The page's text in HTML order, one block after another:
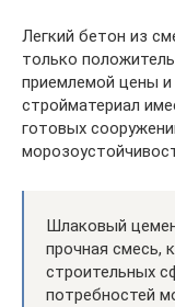
Легкий бетон из
только
приемлемой цены и
стройматериал
готовых
Шлаковый
прочная смесь,
строительных
потребностей